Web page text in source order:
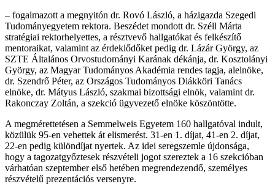
– fogalmazott a megnyitón dr. Rovó László, a házigazda Szegedi
Tudományegyetem rektora. Beszédet mondott dr. Széll Márta
stratégiai rektorhelyettes, a résztvevő hallgatókat és felkészítő
mentoraikat, valamint az érdeklődőket pedig dr. Lázár György, az
SZTE Általános Orvostudományi Karának dékánja, dr. Kosztolányi
György, az Magyar Tudományos Akadémia rendes tagja, alelnöke,
dr. Szendrő Péter, az Országos Tudományos Diákköri Tanács
elnöke, dr. Mátyus László, szakmai bizottsági elnök, valamint dr.
Rakonczay Zoltán, a szekció ügyvezető elnöke köszöntötte.
A megmérettetésen a Semmelweis Egyetem 160 hallgatóval indult,
közülük 95-en vehettek át elismerést. 31-en 1. díjat, 41-en 2. díjat,
22-en pedig különdíjat nyertek. Az idei seregszemle újdonsága,
hogy a tagozatgyőztesek részvételi jogot szereztek a 16 szekcióban
várhatóan szeptember első hetében megrendezendő, személyes
részvételű prezentációs versenyre.